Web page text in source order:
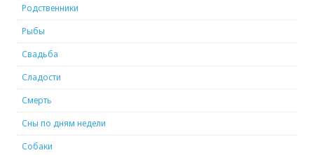
Родственники
Рыбы
Свадьба
Сладости
Смерть
Сны по дням недели
Собаки